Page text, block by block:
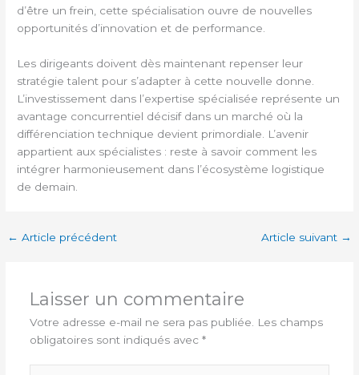
d’être un frein, cette spécialisation ouvre de nouvelles
opportunités d’innovation et de performance.
Les dirigeants doivent dès maintenant repenser leur
stratégie talent pour s’adapter à cette nouvelle donne.
L’investissement dans l’expertise spécialisée représente un
avantage concurrentiel décisif dans un marché où la
différenciation technique devient primordiale. L’avenir
appartient aux spécialistes : reste à savoir comment les
intégrer harmonieusement dans l’écosystème logistique
de demain.
← Article précédent Article suivant →
Laisser un commentaire
Votre adresse e-mail ne sera pas publiée.
Les champs
obligatoires sont indiqués avec *